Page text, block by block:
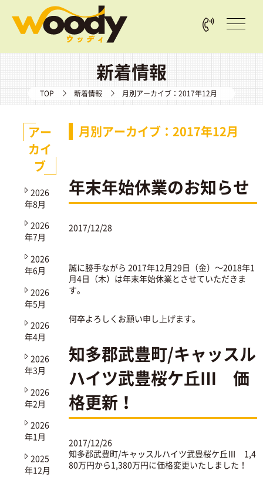
新着情報
TOP 新着情報 月別アーカイブ：2017年12月
月別アーカイブ：2017年12月
年末年始休業のお知らせ
2017/12/28
誠に勝手ながら 2017年12月29日（金）～2018年1
月4日（木）は年末年始休業とさせていただきま
す。
何卒よろしくお願い申し上げます。
知多郡武豊町/キャッスル
ハイツ武豊桜ケ丘Ⅲ 価
格更新！
2017/12/26
知多郡武豊町/キャッスルハイツ武豊桜ケ丘Ⅲ 1,4
80万円から1,380万円に価格変更いたしました！
アー
カイ
ブ
2026
年8月
2026
年7月
2026
年6月
2026
年5月
2026
年4月
2026
年3月
2026
年2月
2026
年1月
2025
年12月